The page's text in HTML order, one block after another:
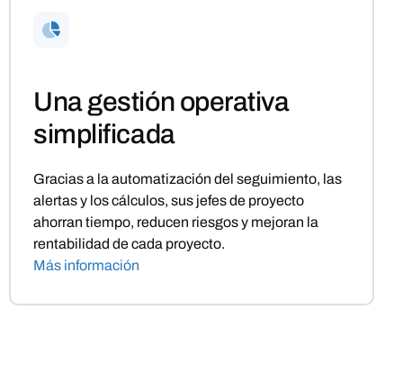
Una gestión operativa
simplificada
Gracias a la automatización del seguimiento, las
alertas y los cálculos, sus jefes de proyecto
ahorran tiempo, reducen riesgos y mejoran la
rentabilidad de cada proyecto.
Más información